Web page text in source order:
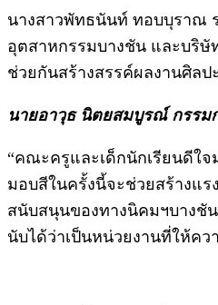
นางสาวพัทธนันท์ ทอบบุราณ
อุตสาหกรรมบางชัน และบริษั
ช่วยกันสร้างสรรค์ผลงานศิล
นายอาวุธ นิตยสมบูรณ์ กรรม
“คณะครูและเด็กนักเรียนดีใจ
มอบสีในครั้งนี้จะช่วยสร้างแ
สนับสนุนของทางนิคมฯบางชั
นับได้ว่าเป็นหน่วยงานที่ให้คว